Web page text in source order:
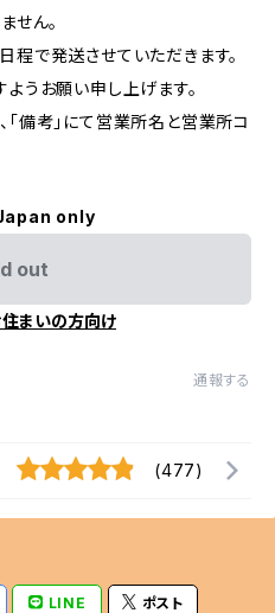
せん。
で発送させていただきます。
うお願い申し上げます。
備考」にて営業所名と営業所コ
only
out
まいの方向け
通報する
(477)
LINE ポスト